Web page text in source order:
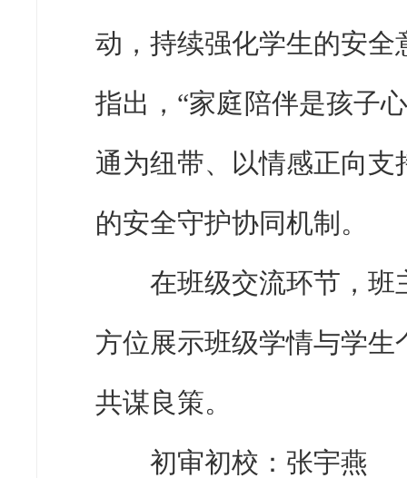
动，持续强化学生的安
指出，“家庭陪伴是孩子
通为纽带、以情感正向
的安全守护协同机制。
在班级交流环节，班
方位展示班级学情与学
共谋良策。
初审初校：张宇燕